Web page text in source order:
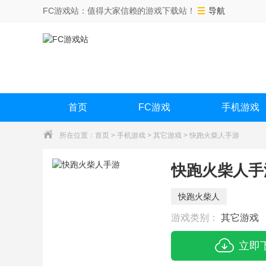
FC游戏站：值得大家信赖的游戏下载站！ 导航
首页 FC游戏 手机游戏
所在位置： 首页 > 手机游戏 > 其它游戏 > 快跑火柴人手游
快跑火柴人
快跑火柴人
游戏类别： 其它游戏
立即